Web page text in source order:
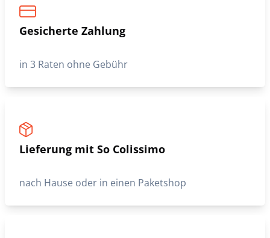
Gesicherte Zahlung
in 3 Raten ohne Gebühr
Lieferung mit So Colissimo
nach Hause oder in einen Paketshop